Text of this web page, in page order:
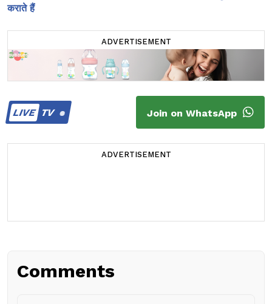
कराते हैं
ADVERTISEMENT
LIVETV Join on WhatsApp
ADVERTISEMENT
Comments